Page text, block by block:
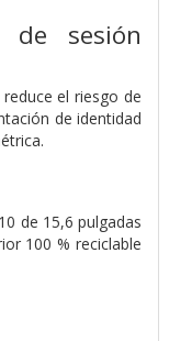
de sesión
el riesgo de
de identidad
de 15,6 pulgadas
100 % reciclable